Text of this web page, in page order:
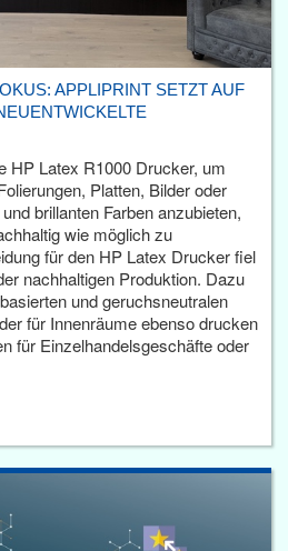
APPLIPRINT SETZT AUF
HP Latex R1000 Drucker, um
Platten, Bilder oder
brillanten Farben anzubieten,
wie möglich zu
für den HP Latex Drucker fiel
nachhaltigen Produktion. Dazu
und geruchsneutralen
für Innenräume ebenso drucken
für Einzelhandelsgeschäfte oder